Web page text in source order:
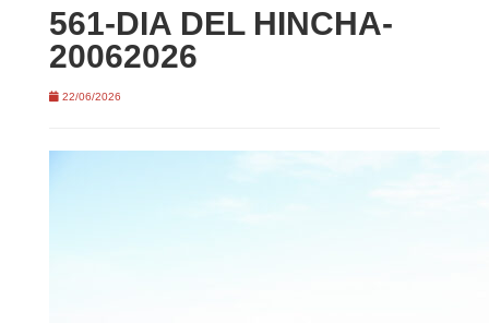
561-DIA DEL HINCHA-
20062026
22/06/2026